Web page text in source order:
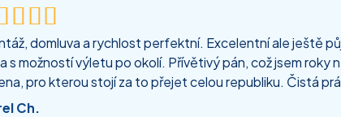

domluva a rychlost perfektní. Excelentní ale ještě
s možností výletu po okolí. Přívětivý pán, což jsem roky
pro kterou stojí za to přejet celou republiku. Čistá
Ch.